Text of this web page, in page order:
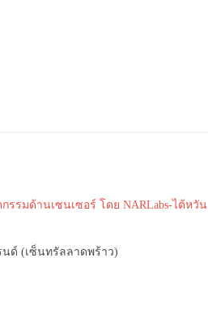
รมด้านเซนเซอร์ โดย NARLabs-ไต้หวัน
นด์ (เซ็นทรัลลาดพร้าว)